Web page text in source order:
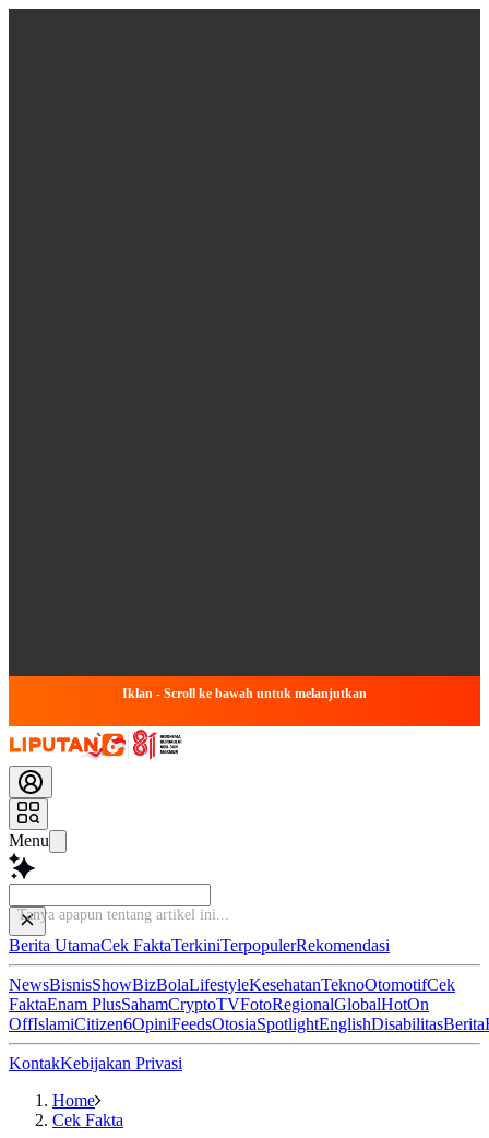
Iklan - Scroll ke bawah untuk melanjutkan
Menu
Berita UtamaCek FaktaTerkiniTerpopulerRekomendasi
NewsBisnisShowBizBolaLifestyleKesehatanTeknoOtomotifCek
FaktaEnam PlusSahamCryptoTVFotoRegionalGlobalHotOn
OffIslamiCitizen6OpiniFeedsOtosiaSpotlightEnglishDisabilitasBerita
KontakKebijakan Privasi
Home
Cek Fakta